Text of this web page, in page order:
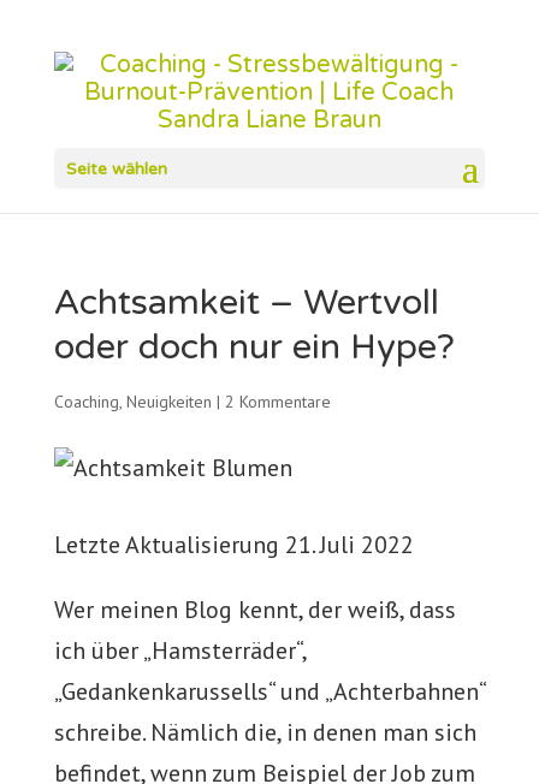
Seite wählen
Achtsamkeit – Wertvoll
oder doch nur ein Hype?
Coaching, Neuigkeiten | 2 Kommentare
Letzte Aktualisierung 21. Juli 2022
Wer meinen Blog kennt, der weiß, dass
ich über „Hamsterräder“,
„Gedankenkarussells“ und „Achterbahnen“
schreibe. Nämlich die, in denen man sich
befindet, wenn zum Beispiel der Job zum